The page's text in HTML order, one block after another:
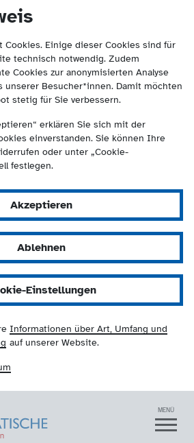
Cookies. Einige dieser Cookies sind für
technisch notwendig. Zudem
Cookies zur anonymisierten Analyse
unserer Besucher*innen. Damit möchten
stetig für Sie verbessern.
erklären Sie sich mit der
einverstanden. Sie können Ihre
oder unter „Cookie-
festlegen.
Akzeptieren
Ablehnen
Einstellungen
Informationen über Art, Umfang und
auf unserer Website.
NRW
springen
und Suche) springen.
MENÜ